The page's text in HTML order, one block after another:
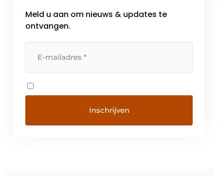
Meld u aan om nieuws & updates te
ontvangen.